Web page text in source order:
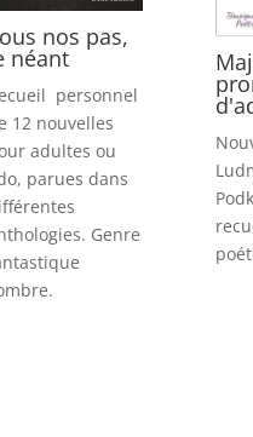
nos pas,
néant
personnel
12 nouvelles
adultes ou
parues dans
Genre